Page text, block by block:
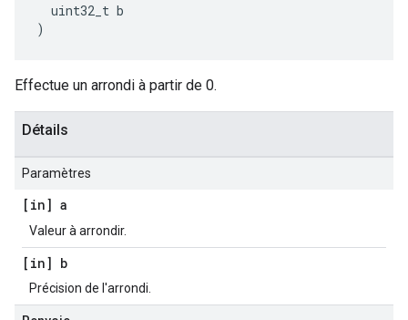
uint32_t b
)
Effectue un arrondi à partir de 0.
Détails
Paramètres
[in] a
Valeur à arrondir.
[in] b
Précision de l'arrondi.